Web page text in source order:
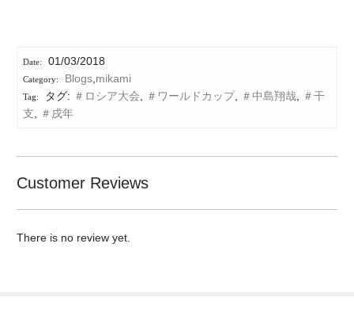
01/03/2018
Blogs, mikami
タグ: ＃ロシア大会 ＃ワールドカップ, ＃中島翔哉,
＃干
支
＃戌年
Customer Reviews
There is no review yet.